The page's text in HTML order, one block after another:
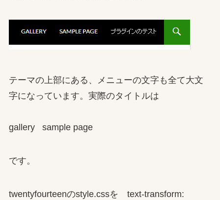
テーマの上部にある、メニューの文字も全て大文
字になっています。実際のタイトルは
gallery sample page
です。
twentyfourteenのstyle.cssを text-transform: